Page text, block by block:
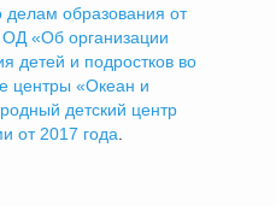
делам образования от
«Об организации
детей и подростков во
центры «Океан и
детский центр
от 2017 года